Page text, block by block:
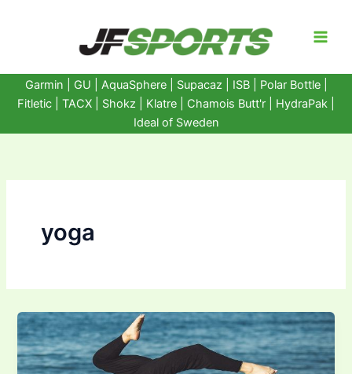
Garmin GU AquaSphere| Supacaz | ISB | Polar Bottle|
Fitletic
TACX Shokz Klatre Chamois Butt'r HydraPak
Ideal of Sweden
yoga